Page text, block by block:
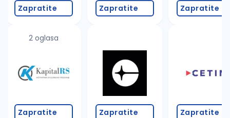
Zapratite
2 oglasa
Zapratite
Zapratite
Zapratite
Zapratite
Zapratite